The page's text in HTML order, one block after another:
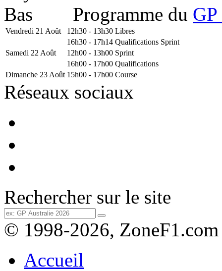
Programme du
Vendredi 21 Août 12h30 - 13h30 Libres
16h30 - 17h14 Qualifications Sprint
Samedi 22 Août
12h00 - 13h00 Sprint
16h00 - 17h00 Qualifications
Dimanche 23 Août 15h00 - 17h00 Course
Réseaux sociaux
Rechercher sur le site
© 1998-2026, ZoneF1.com
Accueil